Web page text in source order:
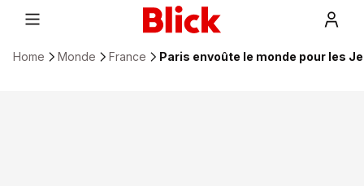
Home Monde France Paris envoûte le monde pour les